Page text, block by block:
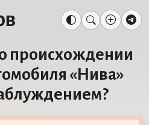
происхождении
«Нива»